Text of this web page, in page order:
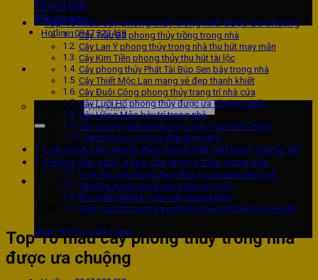
Phòng bếp
Phòng ngủ
Hotline: 0947 323438
Tìm kiếm:
Chưa có sản phẩm trong giỏ hàng.
Quay trở lại cửa hàng
Top 10 mẫu cây phong thủy trong nhà được ưa chuộng
Cây Trầu Bà phong thủy trồng trong nhà
Cây Lan Ý phong thủy trong nhà thu hút may mắn
Cây Kim Tiền phong thủy thu hút tài lộc
Cây phong thủy Phát Tài Búp Sen bày trong nhà
Cây Thiết Mộc Lan mang vẻ đẹp thanh khiết
Cây Đuôi Công phong thủy trang trí nhà cửa
Cây Lưỡi Hổ phong thủy được ưa chuộng nhất
Cây Hồng Môn bày trí trong nhà
Cây phong thủy trồng trong nhà Vạn Niên Thanh
Cây Phong Lộc Hoa đẹp ấn tượng
Lựa chọn cây phong thủy trong nhà cần lưu ý những gì?
Hướng dẫn cách trồng cây phong thủy trong nhà
Vị trí đặt cây phong thủy đón nguồn ánh sáng tốt
Thường xuyên cung cấp nước cho cây
Bón phân định kỳ cho cây phong thủy
Kiểm tra tình trạng cây phong thủy và trồng lại nếu cần
Top 10 mẫu cây phong thủy trong nhà
được ưa chuộng